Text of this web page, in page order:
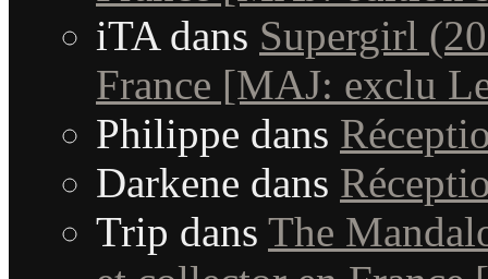
iTAdans Supergirl
France [MAJ: exclu
Philippe dans
Darkene dans
Trip dans The